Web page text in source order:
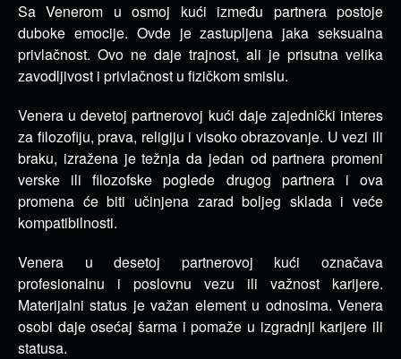
Sa Venerom u osmoj kući između partnera postoje
duboke emocije. Ovde je zastupljena jaka seksualna
privlačnost. Ovo ne daje trajnost, ali je prisutna velika
zavodljivost i privlačnost u fizičkom smislu.
Venera u devetoj partnerovoj kući daje zajednički interes
za filozofiju, prava, religiju i visoko obrazovanje. U vezi ili
braku, izražena je težnja da jedan od partnera promeni
verske ili filozofske poglede drugog partnera i ova
promena će biti učinjena zarad boljeg sklada i veće
kompatibilnosti.
Venera u desetoj partnerovoj kući označava
profesionalnu i poslovnu vezu ili važnost karijere.
Materijalni status je važan element u odnosima. Venera
osobi daje osećaj šarma i pomaže u izgradnji karijere ili
statusa.